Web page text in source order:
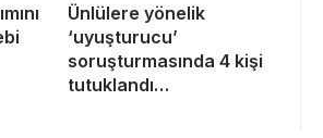
Ünlülere yönelik
‘uyuşturucu’
soruşturmasında 4 kişi
tutuklandı…